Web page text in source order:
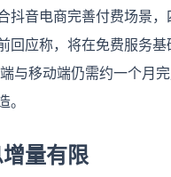
抖音电商完善付费场景，
回应称，将在免费服务基
与移动端仍需约一个月
。
量有限